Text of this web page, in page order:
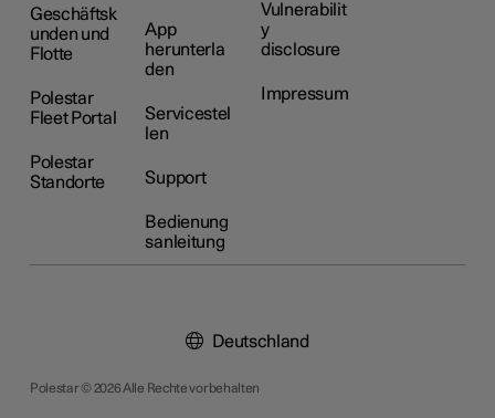
Geschäftsk
unden und
Flotte
Polestar
Fleet Portal
Polestar
Standorte
App
herunterla
den
Servicestel
len
Support
Bedienung
sanleitung
Vulnerabilit
y
disclosure
Impressum
Polestar © 2026 Alle Rechte vorbehalten
Deutschland